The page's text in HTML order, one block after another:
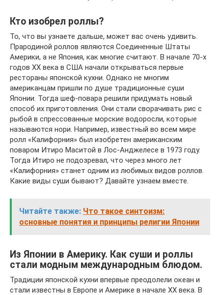
Кто изобрел роллы?
То, что вы узнаете дальше, может вас очень удивить.
Прародиной роллов являются Соединенные Штаты
Америки, а не Япония, как многие считают. В начале 70-х
годов ХХ века в США начали открываться первые
рестораны японской кухни. Однако не многим
американцам пришли по душе традиционные суши
Японии. Тогда шеф-повара решили придумать новый
способ их приготовления. Они стали сворачивать рис с
рыбой в спрессованные морские водоросли, которые
называются нори. Например, известный во всем мире
ролл «Калифорния» был изобретен американским
поваром Итиро Маситой в Лос-Анджелесе в 1973 году.
Тогда Итиро не подозревал, что через много лет
«Калифорния» станет одним из любимых видов роллов.
Какие виды суши бывают? Давайте узнаем вместе.
Читайте также: Что такое синтоизм:
основные понятия и принципы религии Японии
Из Японии в Америку. Как суши и роллы
стали модным международным блюдом.
Традиции японской кухни впервые преодолели океан и
стали известны в Европе и Америке в начале XX века. В